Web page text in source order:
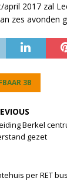
2017 zal
zes avonden
3B
Berkel
gezet
per RET